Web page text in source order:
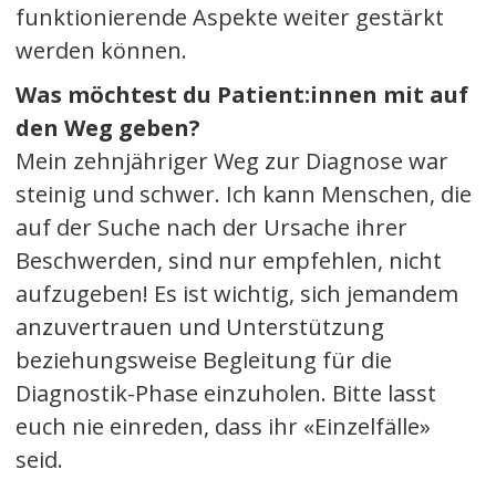
funktionierende Aspekte weiter gestärkt
werden können.
Was möchtest du Patient:innen mit auf
den Weg geben?
Mein zehnjähriger Weg zur Diagnose war
steinig und schwer. Ich kann Menschen, die
auf der Suche nach der Ursache ihrer
Beschwerden, sind nur empfehlen, nicht
aufzugeben! Es ist wichtig, sich jemandem
anzuvertrauen und Unterstützung
beziehungsweise Begleitung für die
Diagnostik-Phase einzuholen. Bitte lasst
euch nie einreden, dass ihr «Einzelfälle»
seid.